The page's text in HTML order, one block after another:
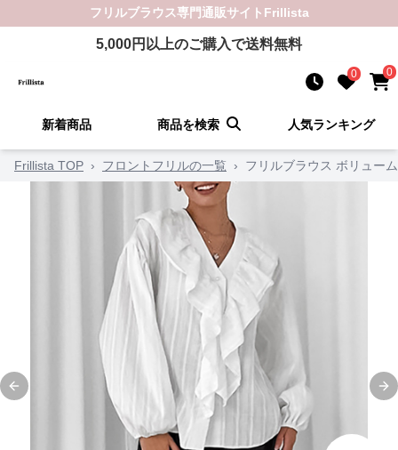
フリルブラウス専門通販サイト Frillista
5,000円以上のご購入で送料無料
0 0
新着商品 商品を検索 人気ランキング
Frillista TOP › フロントフリルの一覧 › フリルブラウス ボリュー
Previous slide